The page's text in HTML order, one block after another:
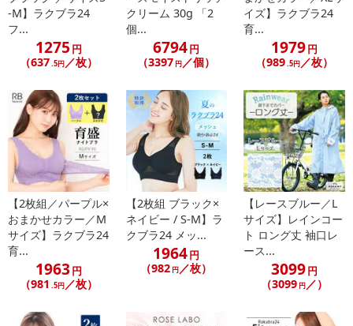
-M】ラクブラ24
フ...
1275 円
（637.5円／枚）
クリーム 30g 「2
個...
6794円
（3397 円／個）
イズ】ラクブラ24
育...
1979円
（989.5円／枚）
【2枚組／パープル×
おまかせカラー／M
サイズ】ラクブラ24
育...
1963円
（981 .5円／枚）
【2枚組 ブラック×
ネイビー / S-M】ラ
クブラ24 メッ...
1964円
（982 円 ／枚）
【レースブルー／L
サイズ】レインコー
ト ロング丈 袖口レ
ース...
3099円
（3099 円 ／）